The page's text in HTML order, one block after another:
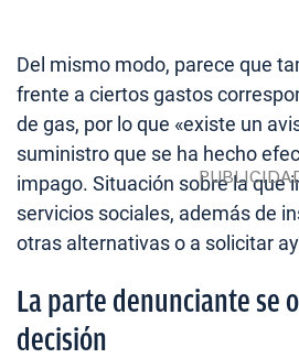
Del mismo modo, parece que
frente a ciertos gastos
de gas, por lo que «existe un
suministro que se ha hecho
impago. Situación sobre la que
servicios sociales, además de
otras alternativas o a solicitar
La parte denunciante se
decisión